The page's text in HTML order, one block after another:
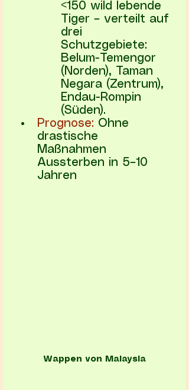
<150 wild lebende
Tiger – verteilt auf
drei
Schutzgebiete:
Belum-Temengor
(Norden), Taman
Negara (Zentrum),
Endau-Rompin
(Süden).
Prognose: Ohne
drastische
Maßnahmen
Aussterben in 5–10
Jahren
Wappen von Malaysia